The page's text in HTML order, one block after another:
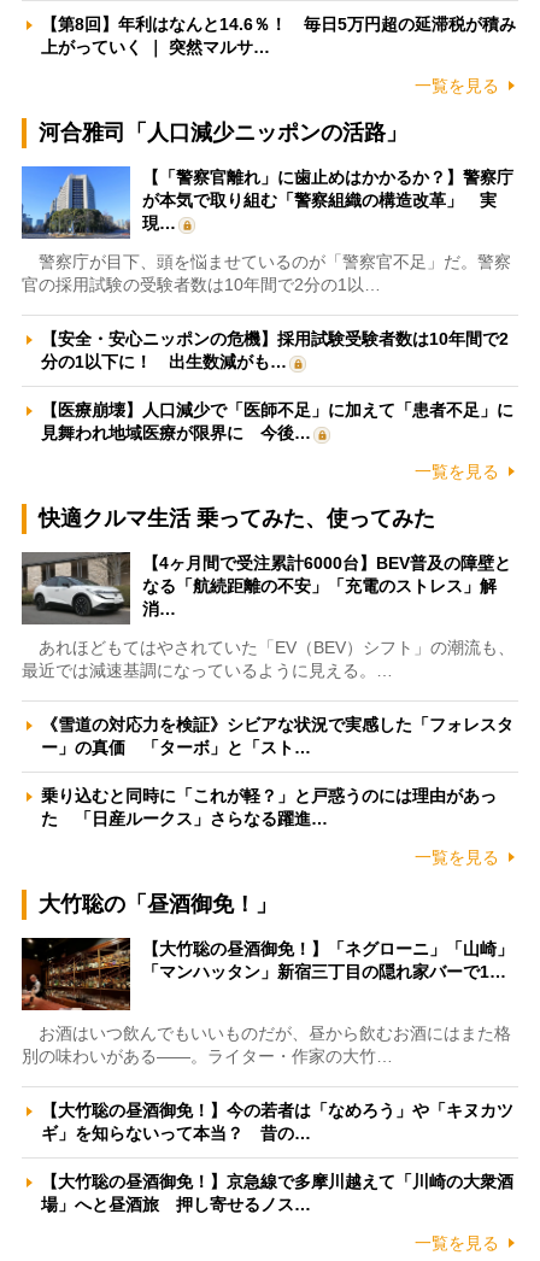
【第8回】年利はなんと14.6％！ 毎日5万円超の延滞税が積み
上がっていく ｜ 突然マルサ…
一覧を見る
河合雅司「人口減少ニッポンの活路」
【「警察官離れ」に歯止めはかかるか？】警察庁
が本気で取り組む「警察組織の構造改革」 実
現…
警察庁が目下、頭を悩ませているのが「警察官不足」だ。警察
官の採用試験の受験者数は10年間で2分の1以…
【安全・安心ニッポンの危機】採用試験受験者数は10年間で2
分の1以下に！ 出生数減がも…
【医療崩壊】人口減少で「医師不足」に加えて「患者不足」に
見舞われ地域医療が限界に 今後…
一覧を見る
快適クルマ生活 乗ってみた、使ってみた
【4ヶ月間で受注累計6000台】BEV普及の障壁と
なる「航続距離の不安」「充電のストレス」解
消…
あれほどもてはやされていた「EV（BEV）シフト」の潮流も、
最近では減速基調になっているように見える。…
《雪道の対応力を検証》シビアな状況で実感した「フォレスタ
ー」の真価 「ターボ」と「スト…
乗り込むと同時に「これが軽？」と戸惑うのには理由があっ
た 「日産ルークス」さらなる躍進…
一覧を見る
大竹聡の「昼酒御免！」
【大竹聡の昼酒御免！】「ネグローニ」「山崎」
「マンハッタン」新宿三丁目の隠れ家バーで1…
お酒はいつ飲んでもいいものだが、昼から飲むお酒にはまた格
別の味わいがある――。ライター・作家の大竹…
【大竹聡の昼酒御免！】今の若者は「なめろう」や「キヌカツ
ギ」を知らないって本当？ 昔の…
【大竹聡の昼酒御免！】京急線で多摩川越えて「川崎の大衆酒
場」へと昼酒旅 押し寄せるノス…
一覧を見る